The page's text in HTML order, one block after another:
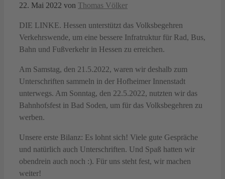
22. Mai 2022 von Thomas Völker
DIE LINKE. Hessen unterstützt das Volksbegehren
Verkehrswende, um eine bessere Infratruktur für Rad, Bus,
Bahn und Fußverkehr in Hessen zu erreichen.
Am Samstag, den 21.5.2022, waren wir deshalb zum
Unterschriften sammeln in der Hofheimer Innenstadt
unterwegs. Am Sonntag, den 22.5.2022, nutzten wir das
Bahnhofsfest in Bad Soden, um für das Volksbegehren zu
werben.
Unsere erste Bilanz: Es lohnt sich! Viele gute Gespräche
und natürlich auch Unterschriften. Und Spaß hatten wir
obendrein auch noch :). Für uns steht fest, wir machen
weiter!